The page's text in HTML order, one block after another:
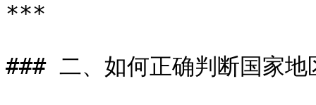
***
### 二、如何正确判断国家地